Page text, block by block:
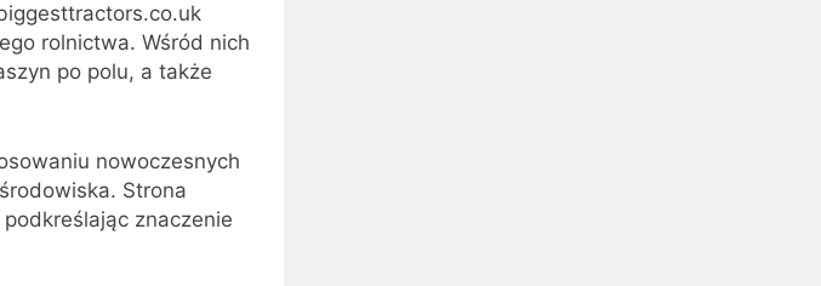
rolnictwa. Wśród nich
po polu, a także
nowoczesnych
Strona
znaczenie